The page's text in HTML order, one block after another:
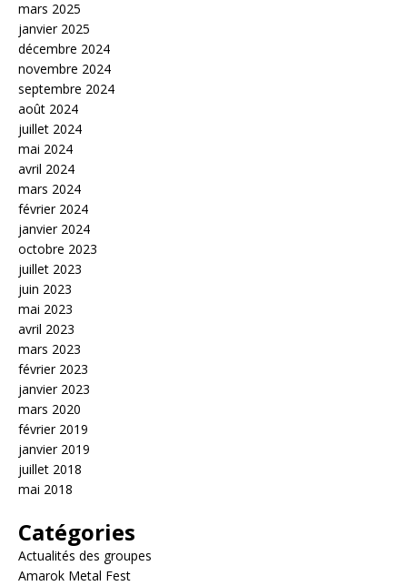
mars 2025
janvier 2025
décembre 2024
novembre 2024
septembre 2024
août 2024
juillet 2024
mai 2024
avril 2024
mars 2024
février 2024
janvier 2024
octobre 2023
juillet 2023
juin 2023
mai 2023
avril 2023
mars 2023
février 2023
janvier 2023
mars 2020
février 2019
janvier 2019
juillet 2018
mai 2018
Catégories
Actualités des groupes
Amarok Metal Fest